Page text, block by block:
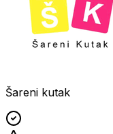
Šareni kutak